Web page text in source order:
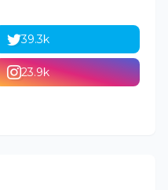
39.3k
23.9k